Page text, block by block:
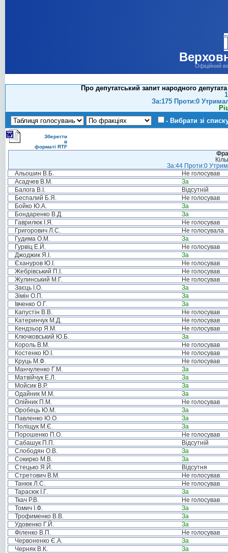
Офіційний
Про депутатський запит народного
За:175 Проти:0
- Вибрати зі
Зберегти
в
форматі RTF
За:44 Проти:0
Альошин В.Б.
Не голосував
Асадчев В.М.
За
Балога В.І.
Відсутній
Беспалий Б.Я.
Не голосував
Бойко Ю.А.
За
Бондаренко В.Д.
За
Гаврилюк І.Я.
Не голосував
Григорович Л.С.
Не голосувала
Гудима О.М.
За
Гурвіц Е.Й.
Не голосував
Джоджик Я.І.
За
Єхануров Ю.І.
Не голосував
Жебрівський П.І.
Не голосував
Жулинський М.Г.
Не голосував
Заєць І.О.
За
Зімін О.П.
За
Івченко О.Г.
За
Капустін В.В.
Не голосував
Катеринчук М.Д.
Не голосував
Кендзьор Я.М.
Не голосував
Ключковський Ю.Б.
За
Король В.М.
Не голосував
Костенко Ю.І.
Не голосував
Круць М.Ф.
Не голосував
Манчуленко Г.М.
За
Матвійчук Е.Л.
За
Мойсик В.Р.
За
Одайник М.М.
За
Олійник П.М.
Не голосував
Оробець Ю.М.
За
Павленко Ю.О.
За
Поліщук М.Є.
За
Порошенко П.О.
Не голосував
Сабашук П.П.
Відсутній
Слободян О.В.
За
Сокирко М.В.
За
Стецько Я.Й.
Відсутня
Стретович В.М.
Не голосував
Танюк Л.С.
Не голосував
Тарасюк І.Г.
За
Ткач Р.В.
Не голосував
Томич І.Ф.
За
Трофименко В.В.
За
Удовенко Г.Й.
За
Філенко В.П.
Не голосував
Червоненко Є.А.
За
Черняк В.К.
За